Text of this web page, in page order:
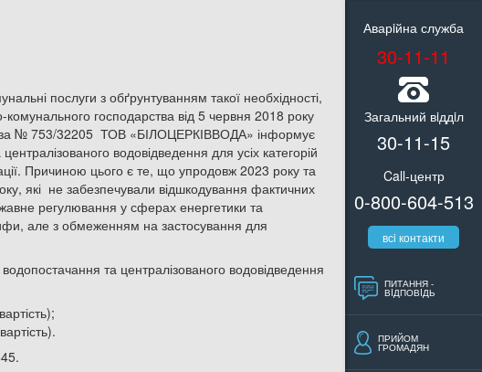
Аварiйна служба
30-11-11
Загальний вiддiл
30-11-15
Call-центр
0-800-604-513
всi контакти
ПИТАННЯ -
ВIДПОВIДЬ
ПРИЙОМ
ГРОМАДЯН
послуги з обґрунтуванням такої необхідності,
комунального господарства від 5 червня 2018 року
за № 753/32205 ТОВ «БІЛОЦЕРКІВВОДА» інформує
водовідведення для усіх категорій
Причиною цього є те, що упродовж 2023 року та
які не забезпечували відшкодування фактичних
регулювання у сферах енергетики та
але з обмеженням на застосування для
та централізованого водовідведення